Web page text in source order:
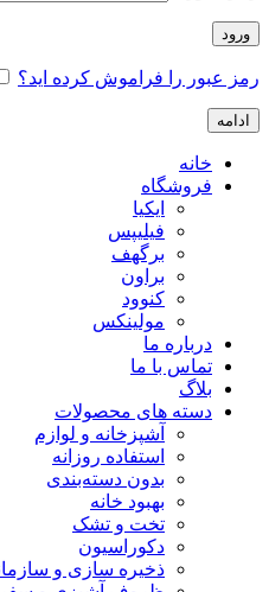
ورود
رمز عبور را فراموش کرده اید؟
ادامه
خانه
فروشگاه
ایکیا
فیلیپس
برگهف
براون
کنوود
مولینکس
درباره ما
تماس با ما
بلاگ
دسته های محصولات
آشپزخانه و لوازم
استفاده روزانه
بدون دسته‌بندی
بهبود خانه
تخت و تشک
دکوراسیون
ذخیره سازی و